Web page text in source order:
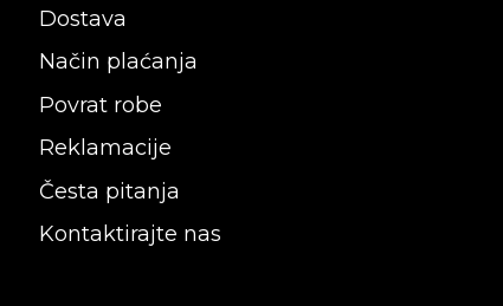
Dostava
Način plaćanja
Povrat robe
Reklamacije
Česta pitanja
Kontaktirajte nas